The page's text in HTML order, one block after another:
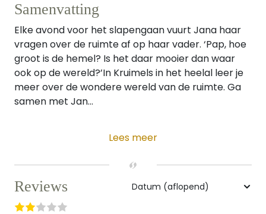
Samenvatting
Elke avond voor het slapengaan vuurt Jana haar
vragen over de ruimte af op haar vader. ‘Pap, hoe
groot is de hemel? Is het daar mooier dan waar
ook op de wereld?’In Kruimels in het heelal leer je
meer over de wondere wereld van de ruimte. Ga
samen met Jan...
Lees meer
Reviews